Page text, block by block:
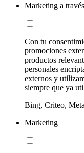
Marketing a
Con tu
promociones
productos
personales
externos y
siempre que ya
Bing, Criteo,
Marketing